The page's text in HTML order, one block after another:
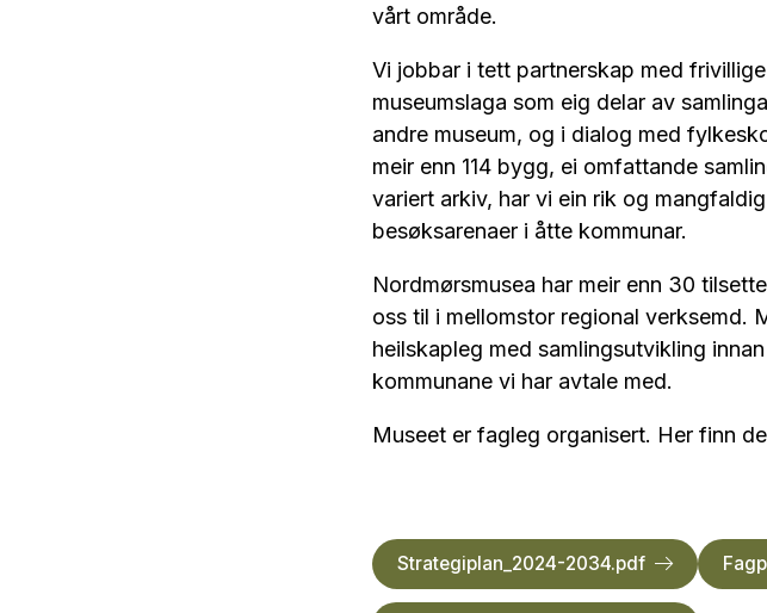
vårt område.
Vi jobbar i tett partnerskap med
museumslaga som eig delar av
andre museum, og i dialog med
meir enn 114 bygg, ei omfattande
variert arkiv, har vi ein rik og
besøksarenaer i åtte kommunar.
Nordmørsmusea har meir enn 30
oss til i mellomstor regional verksemd.
heilskapleg med samlingsutvikling
kommunane vi har avtale med.
Museet er fagleg organisert. Her finn
Strategiplan_2024-2034.pdf